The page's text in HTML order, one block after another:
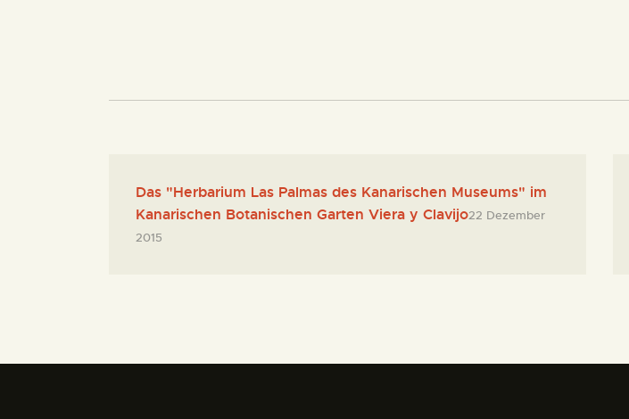
Das "Herbarium Las Palmas des Kanarischen Museums" im
Kanarischen Botanischen Garten Viera y Clavijo22 Dezember
2015